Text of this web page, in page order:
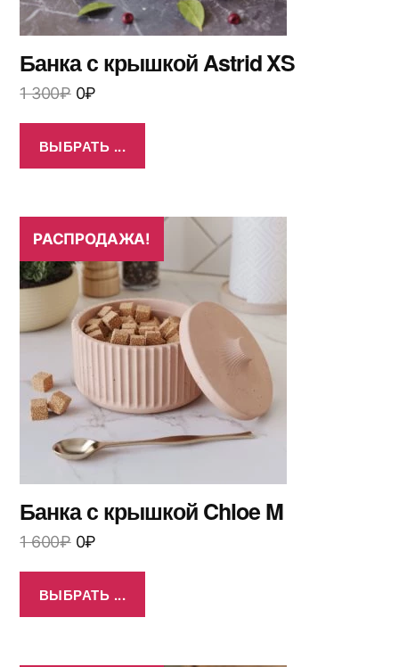
Банка с крышкой Astrid XS
1 300₽ 0₽
ВЫБРАТЬ ...
РАСПРОДАЖА!
Банка с крышкой Chloe M
1 600₽ 0₽
ВЫБРАТЬ ...